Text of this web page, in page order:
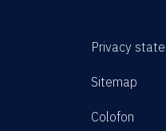
Privacy
Sitemap
Colofon